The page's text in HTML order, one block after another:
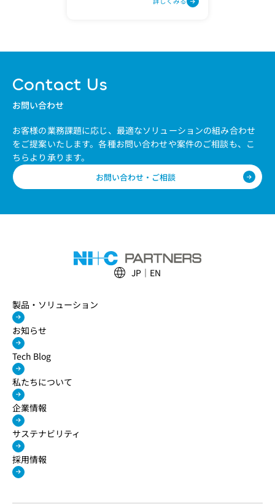
Contact Us
お問い合わせ
お客様の業務課題に応じ、最適なソリューションの組み合わせ
をご提案いたします。各種お問い合わせや案件のご相談も、こ
ちらより承ります。
お問い合わせ・ご相談
JP EN
製品・ソリューション
お知らせ
Tech Blog
私たちについて
企業情報
サステナビリティ
採用情報